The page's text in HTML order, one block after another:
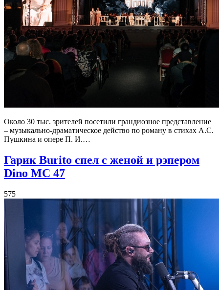
Около 30 тыс. зрителей посетили грандиозное представление
– музыкально-драматическое действо по роману в стихах А.С.
Пушкина и опере П. И.…
Гарик Burito спел с женой и рэпером
Dino MC 47
575